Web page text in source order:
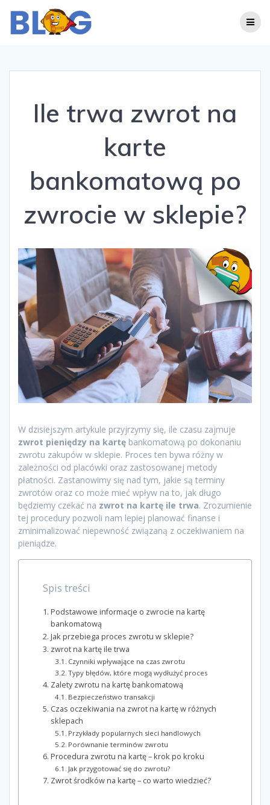
Ile trwa zwrot na
karte
bankomatową po
zwrocie w sklepie?
W dzisiejszym artykule przyjrzymy się, ile czasu zajmuje
zwrot pieniędzy na kartę bankomatową po dokonaniu
zwrotu zakupów w sklepie. Proces ten bywa różny w
zależności od placówki oraz zastosowanej metody
płatności. Zastanowimy się nad tym, jakie są terminy
zwrotów oraz co może mieć wpływ na to, jak długo
będziemy czekać na zwrot na kartę ile trwa. Zrozumienie
tej procedury pozwoli nam lepiej planować finanse i
zminimalizować niepewność związaną z oczekiwaniem na
pieniądze.
Spis treści
Podstawowe informacje o zwrocie na kartę
bankomatową
Jak przebiega proces zwrotu w sklepie?
zwrot na kartę ile trwa
Czynniki wpływające na czas zwrotu
Typy błędów, które mogą wydłużyć proces
Zalety zwrotu na kartę bankomatową
Bezpieczeństwo transakcji
Czas oczekiwania na zwrot na kartę w różnych
sklepach
Przykłady popularnych sieci handlowych
Porównanie terminów zwrotu
Procedura zwrotu na kartę – krok po kroku
Jak przygotować się do zwrotu?
Zwrot środków na kartę – co warto wiedzieć?